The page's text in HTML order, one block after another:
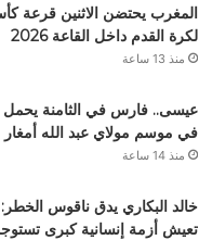
المغرب يحتضن الاثنين قرعة
لكرة القدم داخل القاعة 2026
منذ 13 ساعة
عيسى.. فارس في الثامنة يحمل
في موسم مولاي عبد الله أمغار
منذ 14 ساعة
خالد البكاري يدق ناقوس الخطر:
تعيش أزمة إنسانية كبرى